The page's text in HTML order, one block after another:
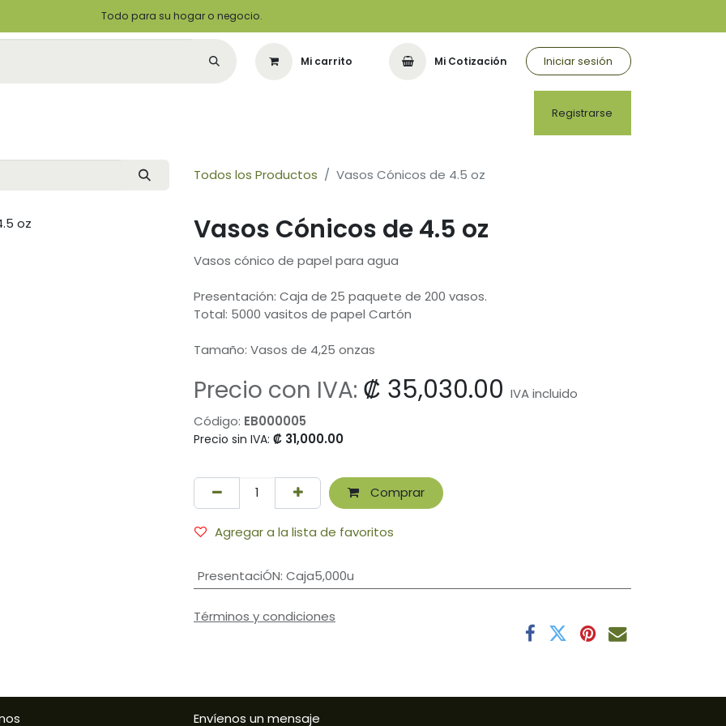
Todo para su hogar o negocio.
Mi carrito Mi Cotización Iniciar sesión
Registrarse
Todos los Productos Vasos Cónicos de 4.5 oz
Vasos Cónicos de 4.5 oz
Vasos cónico de papel para agua
Presentación: Caja de 25 paquete de 200 vasos.
Total: 5000 vasitos de papel Cartón
Tamaño: Vasos de 4,25 onzas
Precio con IVA: ₡ 35,030.00 IVA incluido
Código: EB000005
Precio sin IVA: ₡ 31,000.00
Comprar
Agregar a la lista de favoritos
PresentaciÓN: Caja5,000u
Términos y condiciones
Envíenos un mensaje